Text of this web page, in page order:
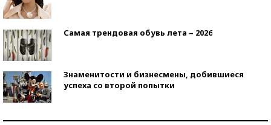
Самая трендовая обувь лета – 2026
Знаменитости и бизнесмены, добившиеся
успеха со второй попытки